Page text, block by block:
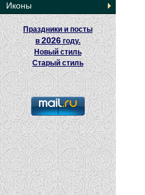
Иконы
Праздники и посты
в2026 году.
Новый стиль
Старый стиль